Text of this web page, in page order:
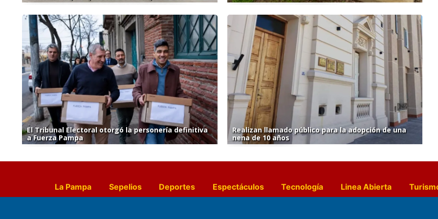
El Tribunal Electoral otorgó la personería definitiva
a Fuerza Pampa
Realizan llamado público para la adopción de una
nena de 10 años
La Pampa Sepelios Deportes Espectáculos Tecnología Linea Abierta